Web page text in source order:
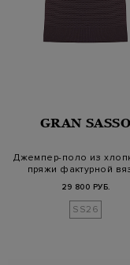
GRAN SASSO
Джемпер-поло из
пряжи фактурной
29 800 РУБ.
SS26